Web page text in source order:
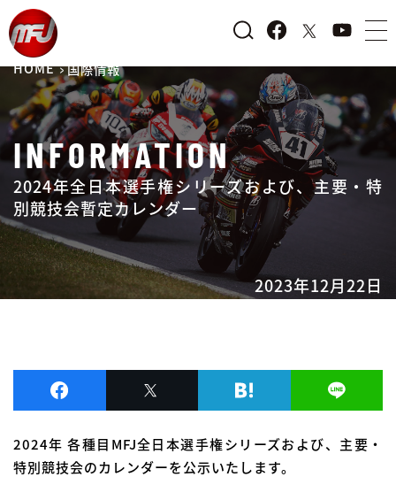
HOME 国際情報
INFORMATION
2024年全日本選手権シリーズおよび、主要・特
別競技会暫定カレンダー
2023年12月22日
2024年 各種目MFJ全日本選手権シリーズおよび、主要・
特別競技会のカレンダーを公示いたします。